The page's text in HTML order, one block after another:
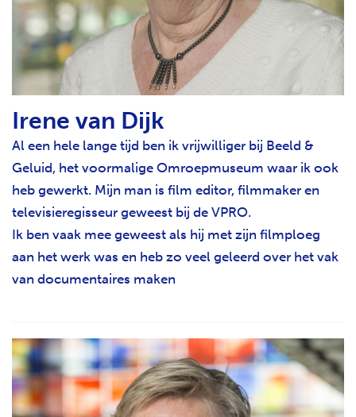
Irene van Dijk
Al een hele lange tijd ben ik vrijwilliger bij Beeld &
Geluid, het voormalige Omroepmuseum waar ik ook
heb gewerkt. Mijn man is film editor, filmmaker en
televisieregisseur geweest bij de VPRO.
Ik ben vaak mee geweest als hij met zijn filmploeg
aan het werk was en heb zo veel geleerd over het vak
van documentaires maken